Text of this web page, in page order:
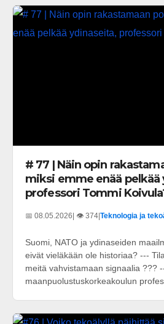
# 77 | Näin opin
miksi emme enää pelkää
professori Tommi
📅 08.05.2026 | 👁️ 374 Teknologia ja
Suomi, NATO ja ydinaseiden
eivät vieläkään ole historiaa? ---
meitä vahvistamaan signaalia ???
maanpuolustuskorkeakoulun